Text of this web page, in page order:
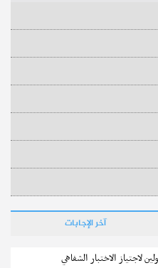
آخر الإجابات
لاجتياز الاختبار الشفاهي